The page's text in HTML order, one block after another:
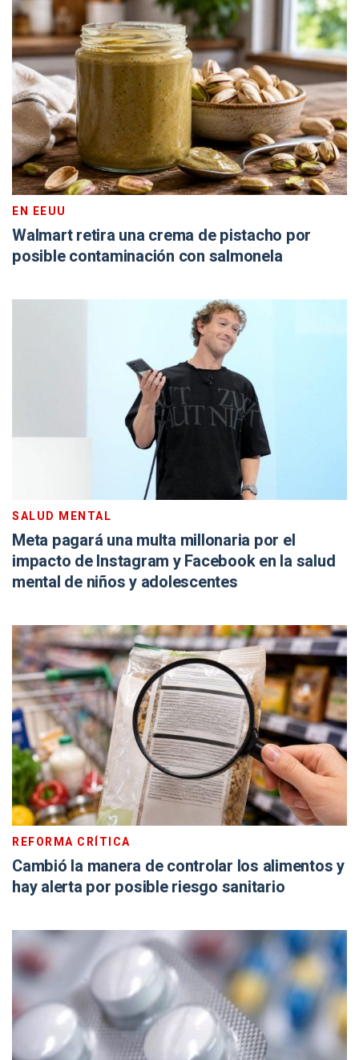
EN EEUU
Walmart retira una crema de pistacho por
posible contaminación con salmonela
SALUD MENTAL
Meta pagará una multa millonaria por el
impacto de Instagram y Facebook en la salud
mental de niños y adolescentes
REFORMA CRÍTICA
Cambió la manera de controlar los alimentos y
hay alerta por posible riesgo sanitario